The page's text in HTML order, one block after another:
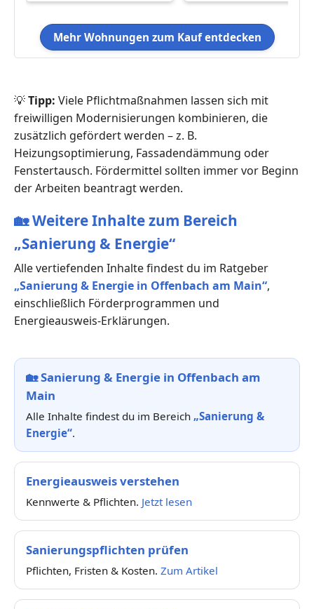
Mehr Wohnungen zum Kauf entdecken
💡Tipp: Viele Pflichtmaßnahmen lassen sich mit
freiwilligen Modernisierungen kombinieren, die
zusätzlich gefördert werden – z. B.
Heizungsoptimierung, Fassadendämmung oder
Fenstertausch. Fördermittel sollten immer vor Beginn
der Arbeiten beantragt werden.
🏡Weitere Inhalte zum Bereich
„Sanierung & Energie“
Alle vertiefenden Inhalte findest du im Ratgeber
„Sanierung & Energie in Offenbach am Main“,
einschließlich Förderprogrammen und
Energieausweis-Erklärungen.
🏡Sanierung & Energie in Offenbach am
Main
Alle Inhalte findest du im Bereich „Sanierung &
Energie“.
Energieausweis verstehen
Kennwerte & Pflichten. Jetzt lesen
Sanierungspflichten prüfen
Pflichten, Fristen & Kosten. Zum Artikel